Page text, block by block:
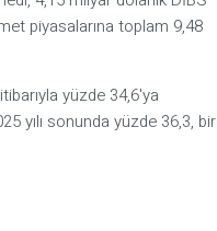
piyasalarına toplam 9,48
yüzde 34,6'ya
yılı sonunda yüzde 36,3, bir